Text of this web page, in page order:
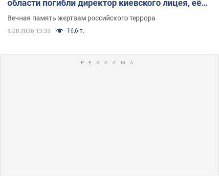
области погибли директор киевского лицея, её
муж и внук
Вечная память жертвам российского террора
8.08.2026 13:32 16,6 т.